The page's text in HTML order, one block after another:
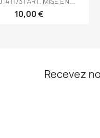
10,00 €
Recevez